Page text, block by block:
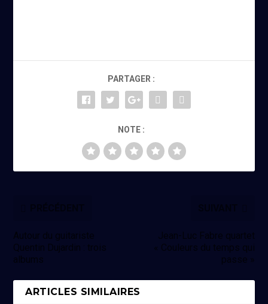
PARTAGER :
NOTE :
Autour du guitariste
Quentin Dujardin : trois
albums
Jean-Luc Fabre quartet
« Couleurs du temps qui
passe »
ARTICLES SIMILAIRES